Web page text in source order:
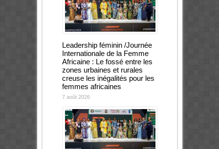
Leadership féminin /Journée
Internationale de la Femme
Africaine : Le fossé entre les
zones urbaines et rurales
creuse les inégalités pour les
femmes africaines
7 août 2026